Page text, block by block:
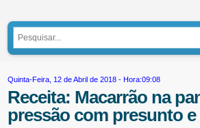
Quinta-Feira, 12 de Abril de 2018 - Hora:09:08
Receita: Macarrão na
pressão com presunto